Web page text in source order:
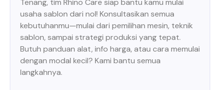
usaha sablon dari nol! Konsultasikan semua
kebutuhanmu—mulai dari pemilihan mesin, teknik
sablon, sampai strategi produksi yang tepat.
Butuh panduan alat, info harga, atau cara memulai
dengan modal kecil? Kami bantu semua
langkahnya.